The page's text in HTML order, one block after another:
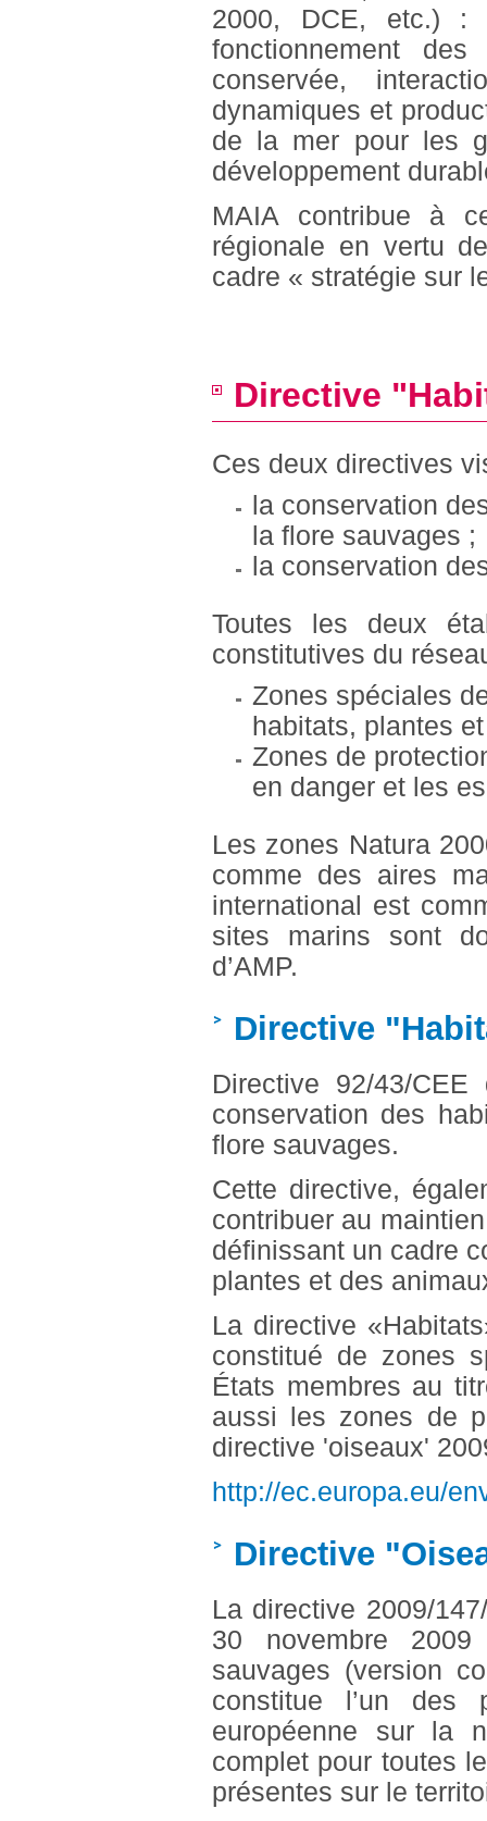
2000, DCE, etc.)
fonctionnement
conservée,
dynamiques et
de la mer pour les
développement
MAIA contribue à
régionale en vertu
cadre « stratégie sur
Directive
Ces deux directives
la conservation
la flore sauvages ;
la conservation
Toutes les deux
constitutives du
Zones spéciales
habitats, plantes
Zones de
en danger et les
Les zones Natura
comme des aires
international est
sites marins sont
d’AMP.
Directive
Directive 92/43/
conservation des
flore sauvages.
Cette directive,
contribuer au
définissant un cadre
plantes et des
La directive
constitué de zones
États membres au
aussi les zones de
directive 'oiseaux'
http://ec.europa.eu/
Directive
La directive 2009/
30 novembre
sauvages (version
constitue l’un des
européenne sur la
complet pour toutes
présentes sur le